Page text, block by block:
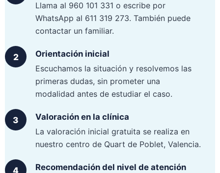
Llama al 960 101 331 o escribe por
WhatsApp al 611 319 273. También puede
contactar un familiar.
Orientación inicial
Escuchamos la situación y resolvemos las
primeras dudas, sin prometer una
modalidad antes de estudiar el caso.
Valoración en la clínica
La valoración inicial gratuita se realiza en
nuestro centro de Quart de Poblet, Valencia.
Recomendación del nivel de atención